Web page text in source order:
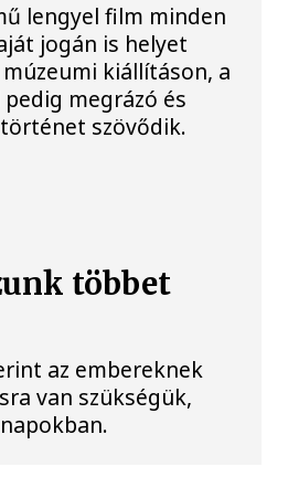
lengyel film minden
jogán is helyet
kiállításon, a
megrázó és
szövődik.
többet
az embereknek
van szükségük,